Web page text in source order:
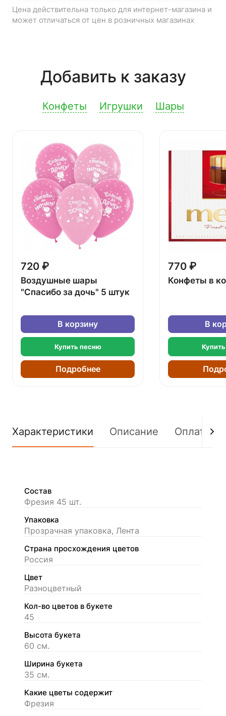
Цена действительна только для интернет-магазина и
может отличаться от цен в розничных магазинах
Добавить к заказу
Конфеты Игрушки Шары
720 ₽
Воздушные шары
"Спасибо за дочь" 5 штук
В корзину
Купить песню
Подробнее
770 ₽
Конфеты в
В
Характеристики Описание Оплата
Состав
Фрезия 45 шт.
Упаковка
Прозрачная упаковка, Лента
Страна просхождения цветов
Россия
Цвет
Разноцветный
Кол-во цветов в букете
45
Высота букета
60 см.
Ширина букета
35 см.
Какие цветы содержит
Фрезия